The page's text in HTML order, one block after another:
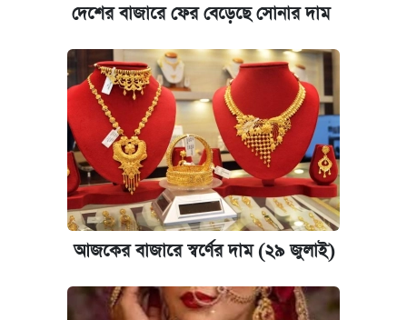
দেশের বাজারে ফের বেড়েছে সোনার দাম
আজকের বাজারে স্বর্ণের দাম (২৯ জুলাই)